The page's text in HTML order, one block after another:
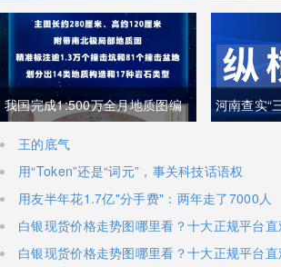
重度高温
我国完成1:500万全月地质图编
制 三大创新重塑月球地质认知体
河南查实“
王的底气
用“Token”还是“词元”，事关科技话语权
用友半年花1.7亿"分手费"：两年走了7000人
白银现货价格走势图哪里看？十大正规平台直
白银现货价格走势图哪里看？十大正规平台直